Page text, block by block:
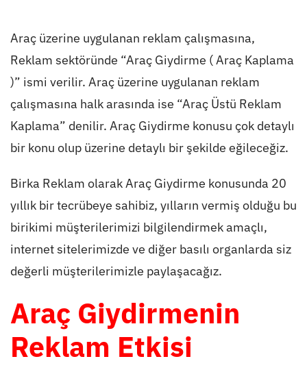
Araç üzerine uygulanan reklam çalışmasına,
Reklam sektöründe “Araç Giydirme ( Araç Kaplama
)” ismi verilir. Araç üzerine uygulanan reklam
çalışmasına halk arasında ise “Araç Üstü Reklam
Kaplama” denilir. Araç Giydirme konusu çok detaylı
bir konu olup üzerine detaylı bir şekilde eğileceğiz.
Birka Reklam olarak Araç Giydirme konusunda 20
yıllık bir tecrübeye sahibiz, yılların vermiş olduğu bu
birikimi müşterilerimizi bilgilendirmek amaçlı,
internet sitelerimizde ve diğer basılı organlarda siz
değerli müşterilerimizle paylaşacağız.
Araç Giydirmenin
Reklam Etkisi